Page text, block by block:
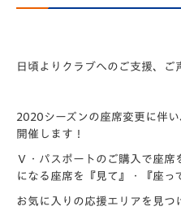
日頃よりクラブへのご支援、ご
2020シーズンの座席変更に伴
開催します！
Ｖ・パスポートのご購入で座席
になる座席を『見て』・『座っ
お気に入りの応援エリアを見つ